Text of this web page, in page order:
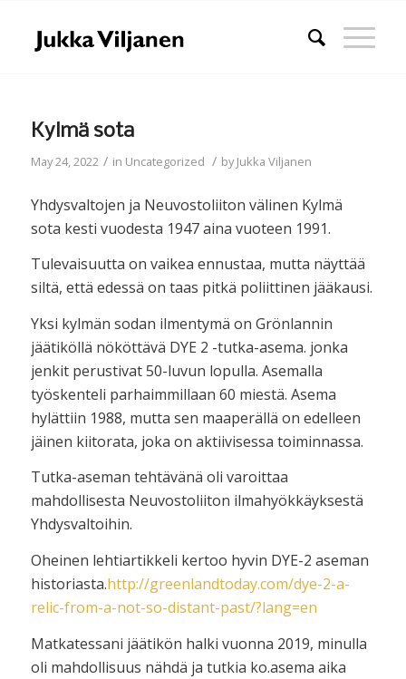
Kylmä sota
May 24, 2022 / in Uncategorized / byJukka Viljanen
Yhdysvaltojen ja Neuvostoliiton välinen Kylmä
sota kesti vuodesta 1947 aina vuoteen 1991.
Tulevaisuutta on vaikea ennustaa, mutta näyttää
siltä, että edessä on taas pitkä poliittinen jääkausi.
Yksi kylmän sodan ilmentymä on Grönlannin
jäätiköllä nököttävä DYE 2 -tutka-asema. jonka
jenkit perustivat 50-luvun lopulla. Asemalla
työskenteli parhaimmillaan 60 miestä. Asema
hylättiin 1988, mutta sen maaperällä on edelleen
jäinen kiitorata, joka on aktiivisessa toiminnassa.
Tutka-aseman tehtävänä oli varoittaa
mahdollisesta Neuvostoliiton ilmahyökkäyksestä
Yhdysvaltoihin.
Oheinen lehtiartikkeli kertoo hyvin DYE-2 aseman
historiasta.http://greenlandtoday.com/dye-2-a-
relic-from-a-not-so-distant-past/?lang=en
Matkatessani jäätikön halki vuonna 2019, minulla
oli mahdollisuus nähdä ja tutkia ko.asema aika